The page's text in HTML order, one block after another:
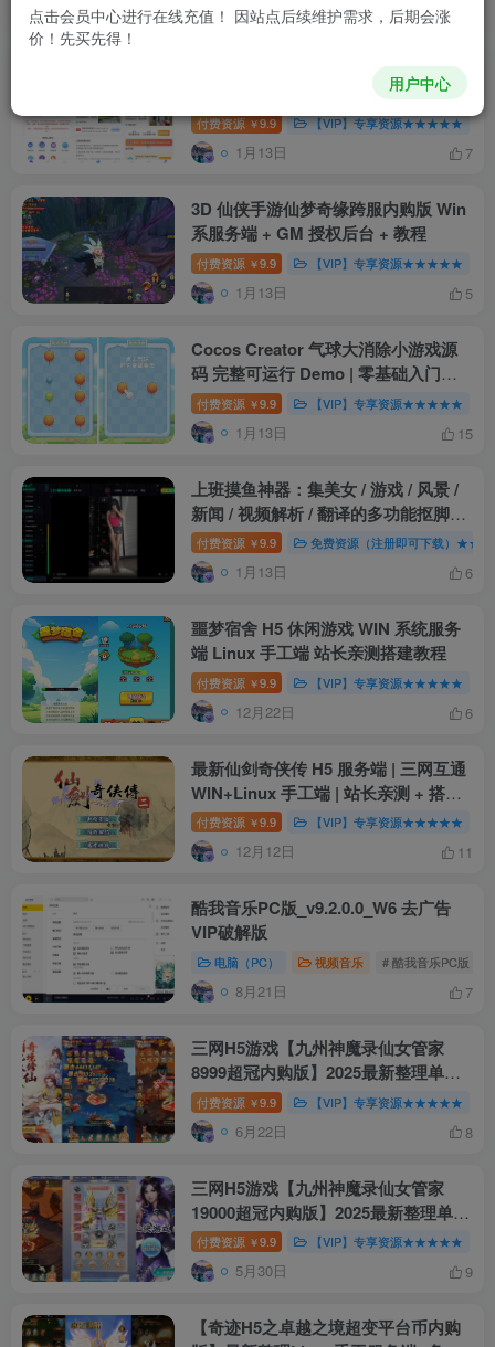
6月16日
最新抖猫高清去水印微信小程序 去水
付费资源 ￥9.9 【VIP】专享资源★★★★★
1月13日 7
3D 仙侠手游仙梦奇缘跨服内购版 Win
系服务端 + GM 授权后台 + 教程
付费资源 ￥9.9 【VIP】专享资源★★★★★
1月13日 5
Cocos Creator 气球大消除小游戏源
码 完整可运行 Demo | 零基础入门
Cocos 小游戏开发
付费资源 ￥9.9 【VIP】专享资源★★★★★
1月13日 15
上班摸鱼神器：集美女 / 游戏 / 风景 /
新闻 / 视频解析 / 翻译的多功能抠脚工
具箱
付费资源 ￥9.9 免费资源（注册即可下载）★★★
1月13日 6
噩梦宿舍 H5 休闲游戏 WIN 系统服务
端 Linux 手工端 站长亲测搭建教程
付费资源 ￥9.9 【VIP】专享资源★★★★★
12月22日 6
最新仙剑奇侠传 H5 服务端 | 三网互通
WIN+Linux 手工端 | 站长亲测 + 搭建
教程
付费资源 ￥9.9 【VIP】专享资源★★★★★
12月12日 11
酷我音乐PC版_v9.2.0.0_W6 去广告
VIP破解版
电脑（PC） 视频音乐 # 酷我音乐PC版
8月21日 7
三网H5游戏【九州神魔录仙女管家
8999超冠内购版】2025最新整理单机
一键即玩镜像端+Linux手工服务端+转
表工具+管理后台+GM加币授权后台
+教程【站长亲测】
付费资源 ￥9.9 【VIP】专享资源★★★★★
6月22日 8
三网H5游戏【九州神魔录仙女管家
19000超冠内购版】2025最新整理单机
一键即玩镜像端+Linux手工服务端+转
表工具+管理后台+GM加币授权后台
+教程【站长亲测】
付费资源 ￥9.9 【VIP】专享资源★★★★★
5月30日 9
【奇迹H5之卓越之境超变平台币内购
点击会员中心进行在线充值！ 因站点后续维护需求，后期会涨
价！先买先得！
用户中心